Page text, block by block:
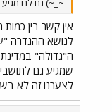
אין קשר בין
לנושא ההגדרה
ה"גדולה"
שמגיע גם
לצערנו זה לא